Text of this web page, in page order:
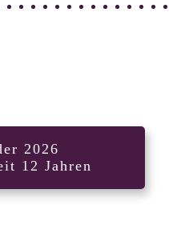
2026
12 Jahren